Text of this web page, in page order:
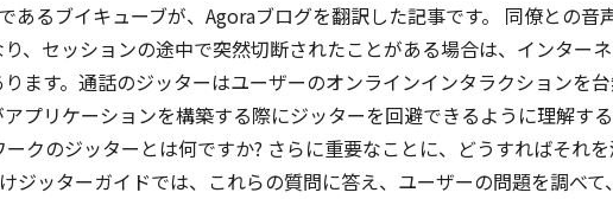
るブイキューブが、Agoraブログを翻訳した記事です。 同僚との音
、セッションの途中で突然切断されたことがある場合は、インター
ます。通話のジッターはユーザーのオンラインインタラクションを
プリケーションを構築する際にジッターを回避できるように理解す
クのジッターとは何ですか? さらに重要なことに、どうすればそれ
ジッターガイドでは、これらの質問に答え、ユーザーの問題を調べて、